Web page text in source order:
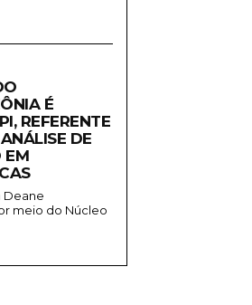
É
REFERENTE
DE
EM
Deane
meio do Núcleo